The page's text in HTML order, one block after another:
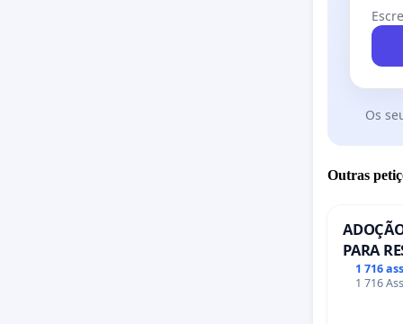
Os
Outras
PARA
PONTE
1 716
1 716